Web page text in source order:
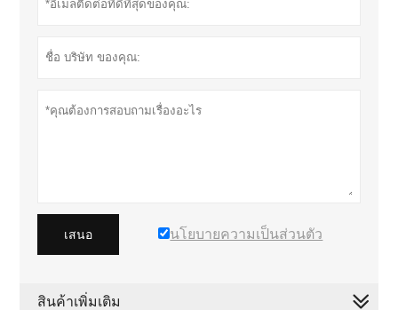
เสนอ นโยบายความเป็นส่วนตัว
สินค้าเพิ่มเติม